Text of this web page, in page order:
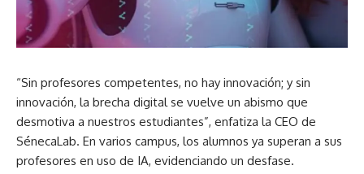
“Sin profesores competentes, no hay innovación; y sin
innovación, la brecha digital se vuelve un abismo que
desmotiva a nuestros estudiantes”, enfatiza la CEO de
SénecaLab. En varios campus, los alumnos ya superan a sus
profesores en uso de IA, evidenciando un desfase.